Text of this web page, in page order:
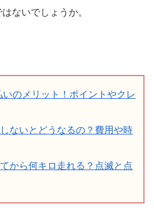
ないでしょうか。
のメリット！ポイントやクレ
ないとどうなるの？費用や時
から何キロ走れる？点滅と点